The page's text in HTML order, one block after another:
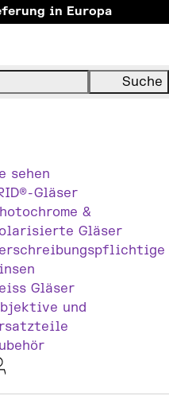
in Europa
sehen
Gläser
&
Gläser
Gläser
und